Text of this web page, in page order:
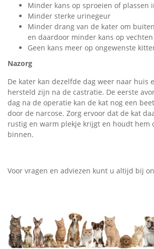
Minder kans op sproeien of plassen
Minder sterke urinegeur
Minder drang van de kater om
en daardoor minder kans op
Geen kans meer op ongewenste
Nazorg
De kater kan dezelfde dag weer naar huis
hersteld zijn na de castratie. De eerste
dag na de operatie kan de kat nog een
door de narcose. Zorg ervoor dat de kat
rustig en warm plekje krijgt en houdt hem
binnen.
Voor vragen en adviezen kunt u altijd bij